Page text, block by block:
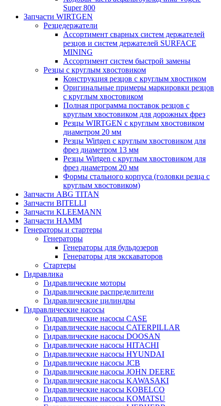
Super 800
Запчасти WIRTGEN
Резцедержатели
Ассортимент сварных систем держателей
резцов и систем держателей SURFACE
MINING
Ассортимент систем быстрой замены
Резцы с круглым хвостовиком
Конструкция резцов с круглым хвостиком
Оригинальные примеры маркировки резцов
с круглым хвостовиком
Полная программа поставок резцов с
круглым хвостовиком для дорожных фрез
Резцы WIRTGEN с круглым хвостовиком
диаметром 20 мм
Резцы Wirtgen с круглым хвостовиком для
фрез диаметром 13 мм
Резцы Wirtgen с круглым хвостовиком для
фрез диаметром 20 мм
Формы стального корпуса (головки резца с
круглым хвостовиком)
Запчасти ABG TITAN
Запчасти BITELLI
Запчасти KLEEMANN
Запчасти HAMM
Генераторы и стартеры
Генераторы
Генераторы для бульдозеров
Генераторы для экскаваторов
Стартеры
Гидравлика
Гидравлические моторы
Гидравлические распределители
Гидравлические цилиндры
Гидравлические насосы
Гидравлические насосы CASE
Гидравлические насосы CATERPILLAR
Гидравлические насосы DOOSAN
Гидравлические насосы HITACHI
Гидравлические насосы HYUNDAI
Гидравлические насосы JCB
Гидравлические насосы JOHN DEERE
Гидравлические насосы KAWASAKI
Гидравлические насосы KOBELCO
Гидравлические насосы KOMATSU